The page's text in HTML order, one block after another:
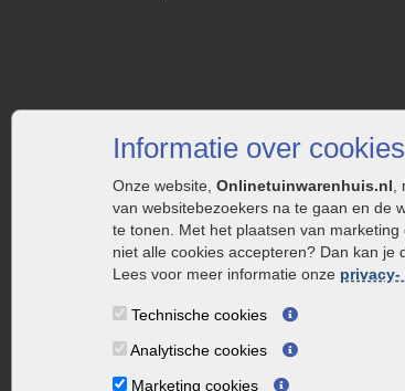
Informatie over cookies
Onze website, Onlinetuinwarenhuis.nl
van websitebezoekers na te gaan en de
te tonen. Met het plaatsen van
niet alle cookies accepteren? Dan kan je
Lees voor meer informatie onze privacy-
Technische cookies
Analytische cookies
Marketing cookies